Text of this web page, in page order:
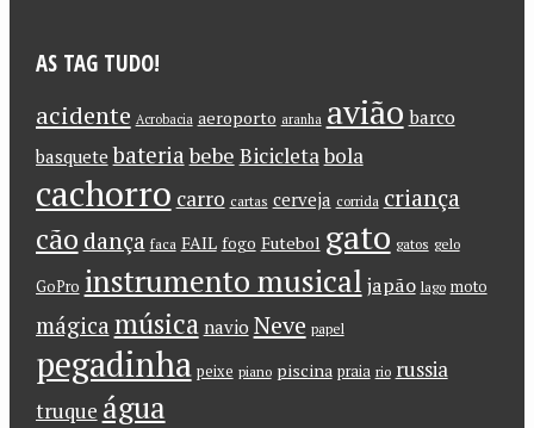
AS TAG TUDO!
acidente Acrobacia aeroporto aranha avião barco
basquete bateriabebe Bicicletabola
cachorro carro cartas cerveja corrida criança
cão dança faca FAIL fogo Futebol gato gatos gelo
GoPro instrumento musical japão lago moto
mágica música navio Neve papel
pegadinha peixe piano piscina praia rio russia
truque água